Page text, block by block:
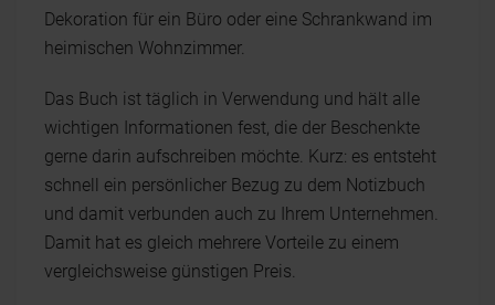
Dekoration für ein Büro oder eine Schrankwand im
heimischen Wohnzimmer.
Das Buch ist täglich in Verwendung und hält alle
wichtigen Informationen fest, die der Beschenkte
gerne darin aufschreiben möchte. Kurz: es entsteht
schnell ein persönlicher Bezug zu dem Notizbuch
und damit verbunden auch zu Ihrem Unternehmen.
Damit hat es gleich mehrere Vorteile zu einem
vergleichsweise günstigen Preis.